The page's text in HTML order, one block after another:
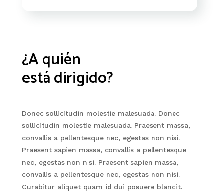
¿A quién
está dirigido?
Donec sollicitudin molestie malesuada. Donec
sollicitudin molestie malesuada. Praesent massa,
convallis a pellentesque nec, egestas non nisi.
Praesent sapien massa, convallis a pellentesque
nec, egestas non nisi. Praesent sapien massa,
convallis a pellentesque nec, egestas non nisi.
Curabitur aliquet quam id dui posuere blandit.